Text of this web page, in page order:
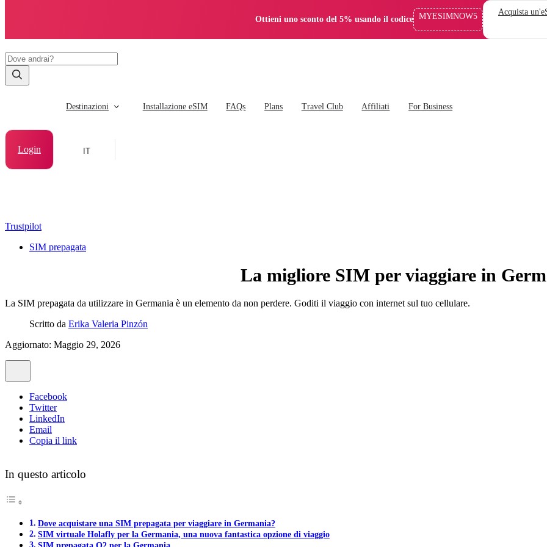
Ottieni uno sconto del 5% usando il codice MYESIMNOW5 Acquista
Destinazioni Installazione eSIM FAQs Plans Travel Club Affiliati For Business
Login IT
Trustpilot
SIM prepagata
La migliore SIM per viaggiare in
La SIM prepagata da utilizzare in Germania è un elemento da non perdere. Goditi il ​​viaggio con internet sul tuo cellulare.
Scritto da Erika Valeria Pinzón
Aggiornato: Maggio 29, 2026
Facebook
Twitter
LinkedIn
Email
Copia il link
In questo articolo
Dove acquistare una SIM prepagata per viaggiare in Germania?
SIM virtuale Holafly per la Germania, una nuova fantastica opzione di viaggio
SIM prepagata O2 per la Germania